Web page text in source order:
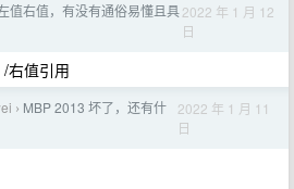
值右值，有没有通俗易懂且具2022 年 1 月 12
日
右值引用
› MBP 2013 坏了，还有什
2022 年 1 月 11
日